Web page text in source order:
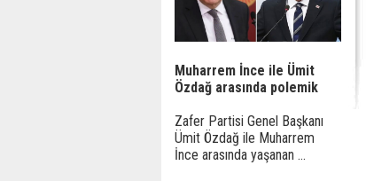
Muharrem İnce ile Ümit
Özdağ arasında polemik
Zafer Partisi Genel Başkanı
Ümit Özdağ ile Muharrem
İnce arasında yaşanan ...